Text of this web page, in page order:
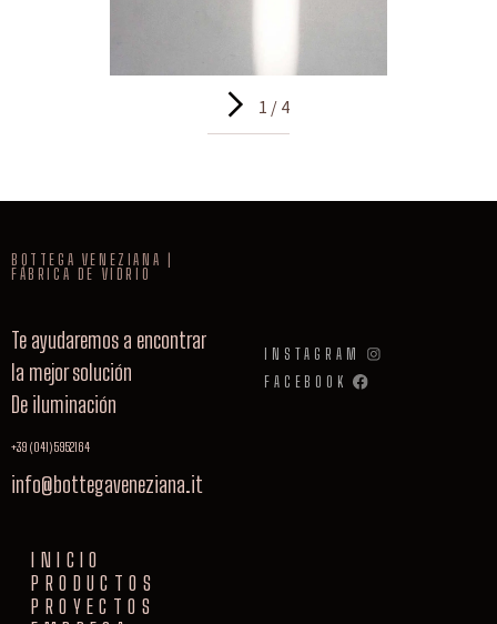
1 / 4
BOTTEGA VENEZIANA |
FÁBRICA DE VIDRIO
Te ayudaremos a encontrar
la mejor solución
De iluminación
+39 (041) 5952164
info@bottegaveneziana.it
INSTAGRAM
FACEBOOK
INICIO
PRODUCTOS
PROYECTOS